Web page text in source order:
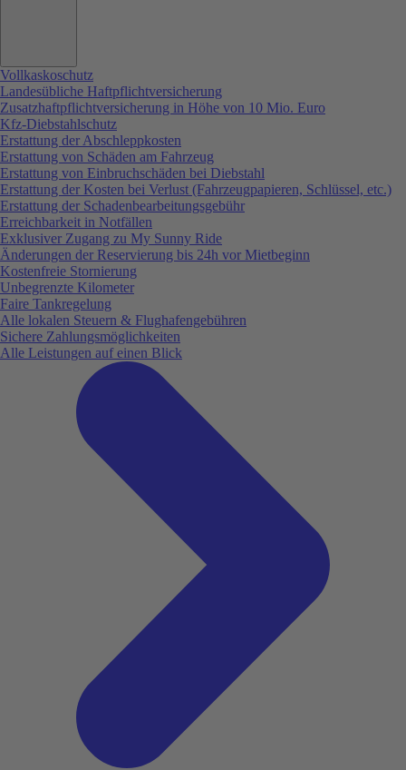
Vollkaskoschutz
Landesübliche Haftpflichtversicherung
Zusatzhaftpflichtversicherung in Höhe von 10 Mio. Euro
Kfz-Diebstahlschutz
Erstattung der Abschleppkosten
Erstattung von Schäden am Fahrzeug
Erstattung von Einbruchschäden bei Diebstahl
Erstattung der Kosten bei Verlust (Fahrzeugpapieren, Schlüssel, etc.)
Erstattung der Schadenbearbeitungsgebühr
Erreichbarkeit in Notfällen
Exklusiver Zugang zu My Sunny Ride
Änderungen der Reservierung bis 24h vor Mietbeginn
Kostenfreie Stornierung
Unbegrenzte Kilometer
Faire Tankregelung
Alle lokalen Steuern & Flughafengebühren
Sichere Zahlungsmöglichkeiten
Alle Leistungen auf einen Blick